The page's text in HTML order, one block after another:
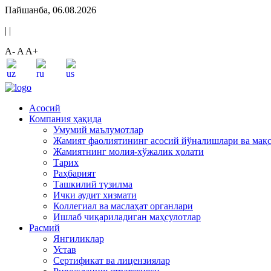
Пайшанба, 06.08.2026
| |
A- A A+
Асосий
Компания ҳақида
Умумий маълумотлар
Жамият фаолиятининг асосий йўналишлари ва
Жамиятнинг молия-хўжалик ҳолати
Тарих
Раҳбарият
Ташкилий тузилма
Ички аудит хизмати
Коллегиал ва маслаҳат органлари
Ишлаб чиқариладиган маҳсулотлар
Расмий
Янгиликлар
Устав
Сертификат ва лицензиялар